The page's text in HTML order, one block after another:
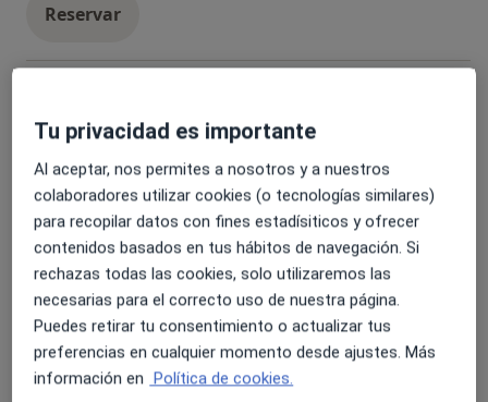
Reservar
mama
Detalles Terapia descongestiva linfática por cáncer de
Reservar
Primera Visita de Fisioterapia y Osteopatía
70 €
DetallesPrimera Visita de Fisioterapia y
Reservar
Tu privacidad es importante
Al aceptar, nos permites a nosotros y a nuestros
colaboradores utilizar cookies (o tecnologías similares)
para recopilar datos con fines estadísiticos y ofrecer
contenidos basados en tus hábitos de navegación. Si
rechazas todas las cookies, solo utilizaremos las
necesarias para el correcto uso de nuestra página.
Puedes retirar tu consentimiento o actualizar tus
preferencias en cualquier momento desde ajustes. Más
información en Política de cookies.